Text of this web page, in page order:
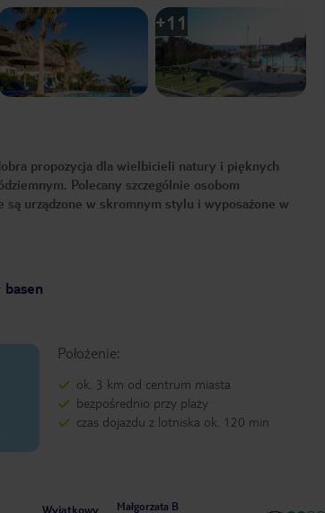
+11
propozycja dla wielbicieli natury i pięknych
Polecany szczególnie osobom
urządzone w skromnym stylu i wyposażone w
Położenie:
ok. 3 km od centrum miasta
bezpośrednio przy plaży
czas dojazdu z lotniska ok. 120 min
Wyjątkowy
Małgorzata B